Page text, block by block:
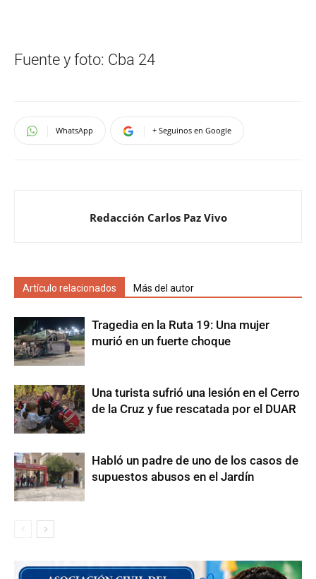
Fuente y foto: Cba 24
WhatsApp + Seguinos en Google
Redacción Carlos Paz Vivo
Artículo relacionados Más del autor
Tragedia en la Ruta 19: Una mujer
murió en un fuerte choque
Una turista sufrió una lesión en el Cerro
de la Cruz y fue rescatada por el DUAR
Habló un padre de uno de los casos de
supuestos abusos en el Jardín